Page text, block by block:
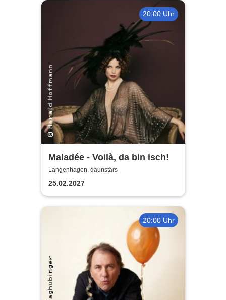
20:00 Uhr
Maladée - Voilà, da bin isch!
Langenhagen, daunstärs
25.02.2027
20:00 Uhr